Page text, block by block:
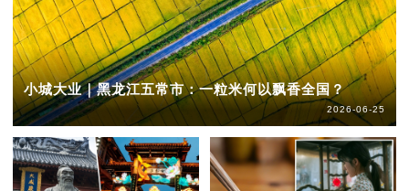
小城大业｜黑龙江五常市：一粒米何以飘香全国？
2026-06-25